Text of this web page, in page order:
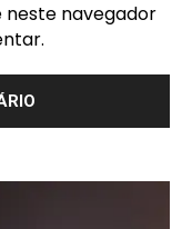
neste navegador